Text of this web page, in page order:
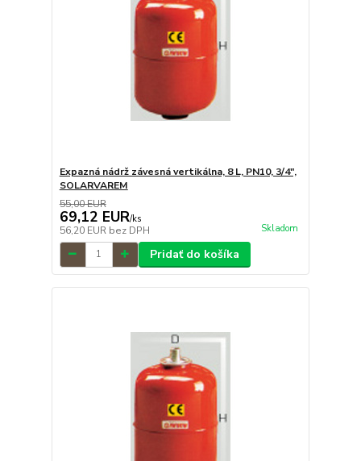
Expazná nádrž závesná vertikálna, 8 L, PN10, 3/4",
SOLARVAREM
55,00 EUR
69,12 EUR/ks
56,20 EUR bez DPH Skladom
Pridať do košíka